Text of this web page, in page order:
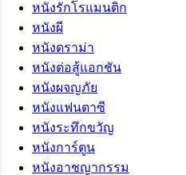
เข้าสู่ระบบ
สมัครสมาชิก
หนังรักโรแมนติก
หนังผี
หนังดราม่า
หนังต่อสู้แอกชัน
หนังผจญภัย
หนังแฟนตาซี
หนังระทึกขวัญ
หนังการ์ตูน
หนังอาชญากรรม